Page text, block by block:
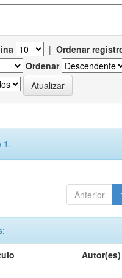
| Ordenar
Ordenar
1.
Anterior
Autor(es)